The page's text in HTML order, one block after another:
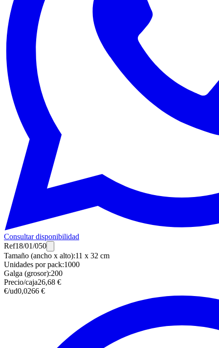
Consultar disponibilidad
Ref18/01/050
Tamaño (ancho x alto):11 x 32 cm
Unidades por pack:1000
Galga (grosor):200
Precio/caja26,68 €
€/ud0,0266 €